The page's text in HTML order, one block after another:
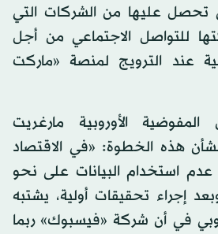
تحصل عليها من الشركات التي
للتواصل الاجتماعي من أجل
عند الترويج لمنصة «ماركت
الأوروبية مارغريت
هذه الخطوة: «في الاقتصاد
عدم استخدام البيانات على نحو
إجراء تحقيقات أولية، يشتبه
في أن شركة «فيسبوك» ربما